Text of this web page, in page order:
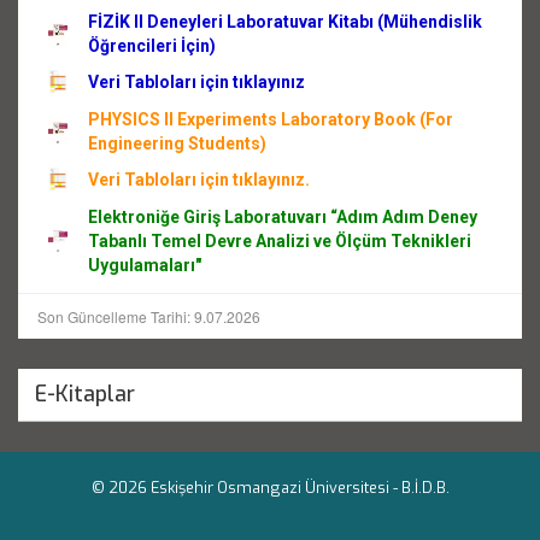
FİZİK II Deneyleri Laboratuvar Kitabı (Mühendislik
Öğrencileri İçin)
Veri Tabloları için tıklayınız
PHYSICS II Experiments Laboratory Book (For
Engineering Students)
Veri Tabloları için tıklayınız.
Elektroniğe Giriş Laboratuvarı “Adım Adım Deney
Tabanlı Temel Devre Analizi ve Ölçüm Teknikleri
Uygulamaları"
Son Güncelleme Tarihi: 9.07.2026
E-Kitaplar
© 2026 Eskişehir Osmangazi Üniversitesi - B.İ.D.B.